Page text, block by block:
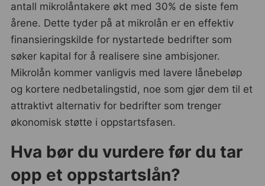
antall mikrolåntakere økt med 30% de siste fem
årene. Dette tyder på at mikrolån er en effektiv
finansieringskilde for nystartede bedrifter som
søker kapital for å realisere sine ambisjoner.
Mikrolån kommer vanligvis med lavere lånebeløp
og kortere nedbetalingstid, noe som gjør dem til et
attraktivt alternativ for bedrifter som trenger
økonomisk støtte i oppstartsfasen.
Hva bør du vurdere før du tar
opp et oppstartslån?